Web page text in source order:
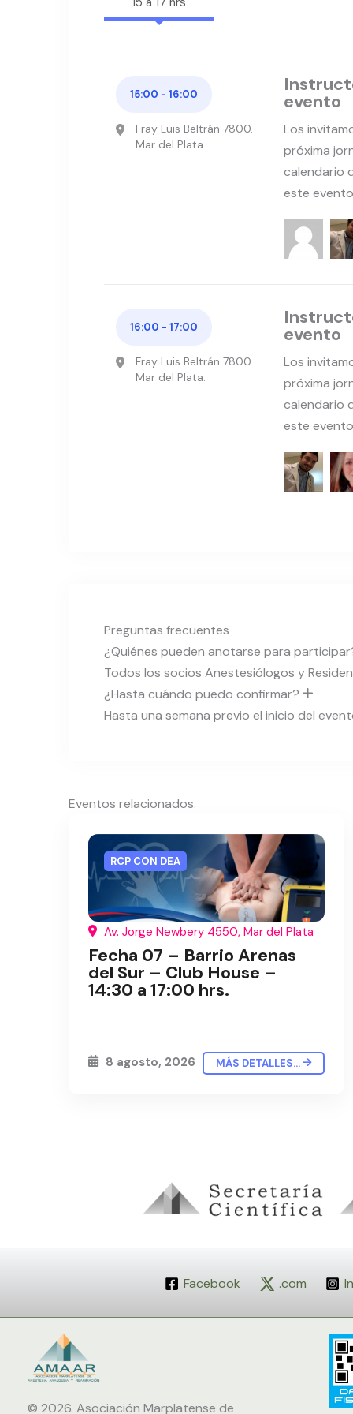
b
15:00 - 16:00
Fray Luis Beltrán 7800.
Mar del Plata.
evento
Los
próxima
calendario
este
16:00 - 17:00
Fray Luis Beltrán 7800.
Mar del Plata.
evento
Los
próxima
calendario
este
Preguntas frecuentes
¿Quiénes pueden anotarse para
Todos los socios Anestesiólogos y
¿Hasta cuándo puedo confirmar?
Hasta una semana previo el inicio del
Eventos relacionados.
RCP CON DEA
Av. Jorge Newbery 4550, Mar del Plata
Fecha 07 – Barrio Arenas
del Sur – Club House –
14:30 a 17:00 hrs.
8 agosto, 2026 MÁS DETALLES...
Facebook .com
© 2026. Asociación Marplatense de